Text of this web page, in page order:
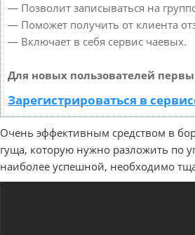
— Позволит записываться на
— Поможет получить от клиента
— Включает в себя сервис чаевых.
Для новых пользователей
Зарегистрироваться в
Очень эффективным средством в
гуща, которую нужно разложить по
наиболее успешной, необходимо